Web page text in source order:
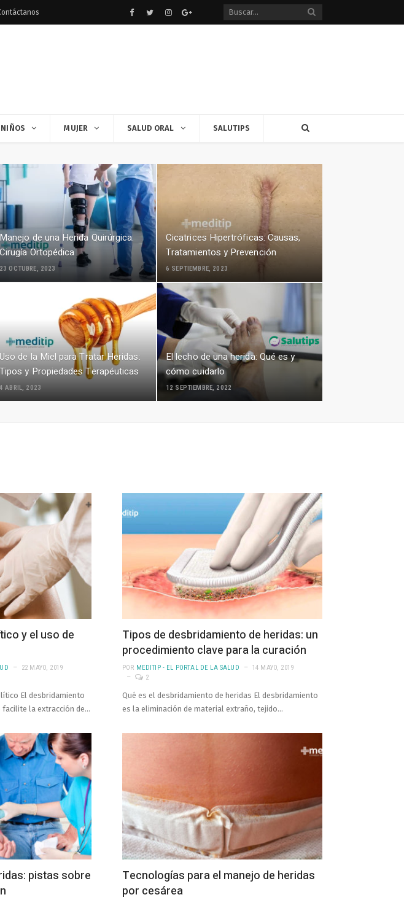
Facebook
TwitterinstagramGoogle+
MUJER SALUD ORAL SALUTIPS
Manejo de una Herida Quirúrgica:
Cirugía Ortopédica
23 OCTUBRE, 2023
Cicatrices Hipertróficas: Causas,
Tratamientos y Prevención
6 SEPTIEMBRE, 2023
Uso de la Miel para Tratar Heridas:
Tipos y Propiedades Terapéuticas
4 ABRIL, 2023
El lecho de una herida: Qué es y
cómo cuidarlo
12 SEPTIEMBRE, 2022
y el uso de
22 MAYO, 2019
El desbridamiento
facilite la extracción de…
Tipos de desbridamiento de heridas: un
procedimiento clave para la curación
POR MEDITIP - EL PORTAL DE LA SALUD
14 MAYO, 2019
2
Qué es el desbridamiento de heridas El desbridamiento
es la eliminación de material extraño, tejido…
pistas sobre
Tecnologías para el manejo de heridas
por cesárea